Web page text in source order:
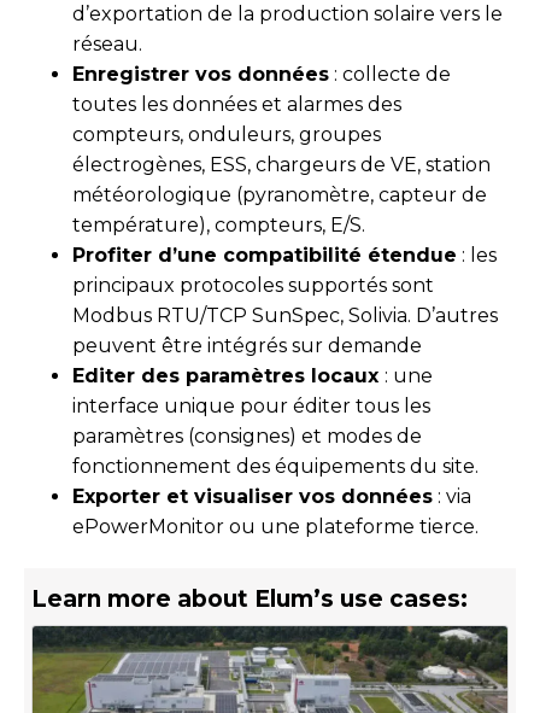
d’exportation de la production solaire vers le
réseau.
Enregistrer vos données : collecte de
toutes les données et alarmes des
compteurs, onduleurs, groupes
électrogènes, ESS, chargeurs de VE, station
météorologique (pyranomètre, capteur de
température), compteurs, E/S.
Profiter d’une compatibilité étendue : les
principaux protocoles supportés sont
Modbus RTU/TCP SunSpec, Solivia. D’autres
peuvent être intégrés sur demande
Editer des paramètres locaux : une
interface unique pour éditer tous les
paramètres (consignes) et modes de
fonctionnement des équipements du site.
Exporter et visualiser vos données : via
ePowerMonitor ou une plateforme tierce.
Learn more about Elum’s use cases: